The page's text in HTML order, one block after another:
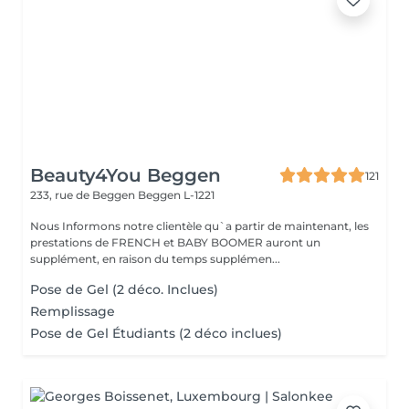
Beauty4You Beggen
121
233, rue de Beggen Beggen L-1221
Nous Informons notre clientèle qu`a partir de maintenant, les
prestations de FRENCH et BABY BOOMER auront un
supplément, en raison du temps supplémen...
Pose de Gel (2 déco. Inclues)
Remplissage
Pose de Gel Étudiants (2 déco inclues)